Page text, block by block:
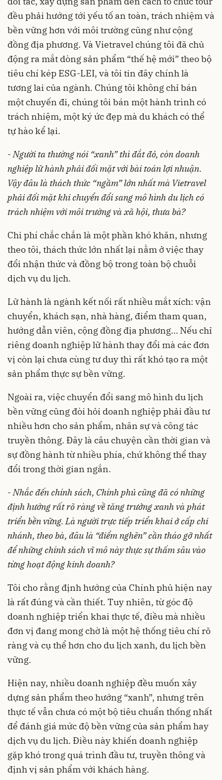
đều phải hướng tới yếu tố an toàn, trách nhiệm và
bền vững hơn với môi trường cũng như cộng
đồng địa phương. Và Vietravel chúng tôi đã chủ
động ra mắt dòng sản phẩm “thế hệ mới” theo bộ
tiêu chí kép ESG-LEI, và tôi tin đây chính là
tương lai của ngành. Chúng tôi không chỉ bán
một chuyến đi, chúng tôi bán một hành trình có
trách nhiệm, một ký ức đẹp mà du khách có thể
tự hào kể lại.
-Người ta thường nói “xanh” thì đắt đỏ, còn doanh
nghiệp lữ hành phải đối mặt với bài toán lợi nhuận.
Vậy đâu là thách thức “ngầm” lớn nhất mà Vietravel
phải đối mặt khi chuyển đổi sang mô hình du lịch có
trách nhiệm với môi trường và xã hội, thưa bà?
Chi phí chắc chắn là một phần khó khăn, nhưng
theo tôi, thách thức lớn nhất lại nằm ở việc thay
đổi nhận thức và đồng bộ trong toàn bộ chuỗi
dịch vụ du lịch.
Lữ hành là ngành kết nối rất nhiều mắt xích: vận
chuyển, khách sạn, nhà hàng, điểm tham quan,
hướng dẫn viên, cộng đồng địa phương… Nếu chỉ
riêng doanh nghiệp lữ hành thay đổi mà các đơn
vị còn lại chưa cùng tư duy thì rất khó tạo ra một
sản phẩm thực sự bền vững.
Ngoài ra, việc chuyển đổi sang mô hình du lịch
bền vững cũng đòi hỏi doanh nghiệp phải đầu tư
nhiều hơn cho sản phẩm, nhân sự và công tác
truyền thông. Đây là câu chuyện cần thời gian và
sự đồng hành từ nhiều phía, chứ không thể thay
đổi trong thời gian ngắn.
-Nhắc đến chính sách, Chính phủ cũng đã có những
định hướng rất rõ ràng về tăng trưởng xanh và phát
triển bền vững. Là người trực tiếp triển khai ở cấp chi
nhánh, theo bà, đâu là “điểm nghẽn” cần tháo gỡ nhất
để những chính sách vĩ mô này thực sự thấm sâu vào
từng hoạt động kinh doanh?
Tôi cho rằng định hướng của Chính phủ hiện nay
là rất đúng và cần thiết. Tuy nhiên, từ góc độ
doanh nghiệp triển khai thực tế, điều mà nhiều
đơn vị đang mong chờ là một hệ thống tiêu chí rõ
ràng và cụ thể hơn cho du lịch xanh, du lịch bền
vững.
Hiện nay, nhiều doanh nghiệp đều muốn xây
dựng sản phẩm theo hướng “xanh”, nhưng trên
thực tế vẫn chưa có một bộ tiêu chuẩn thống nhất
để đánh giá mức độ bền vững của sản phẩm hay
dịch vụ du lịch. Điều này khiến doanh nghiệp
gặp khó trong quá trình đầu tư, truyền thông và
định vị sản phẩm với khách hàng.